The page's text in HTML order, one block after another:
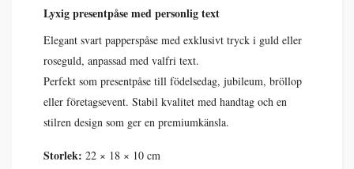
Lyxig presentpåse med personlig text
Elegant svart papperspåse med exklusivt tryck i guld eller
roseguld, anpassad med valfri text.
Perfekt som presentpåse till födelsedag, jubileum, bröllop
eller företagsevent. Stabil kvalitet med handtag och en
stilren design som ger en premiumkänsla.
Storlek: 22 × 18 × 10 cm